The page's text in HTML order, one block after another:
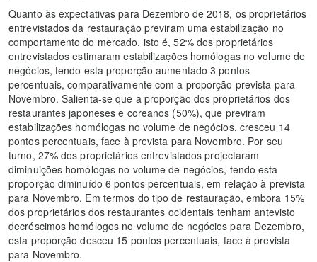
Quanto às expectativas para Dezembro de 2018, os proprietários
entrevistados da restauração previram uma estabilização no
comportamento do mercado, isto é, 52% dos proprietários
entrevistados estimaram estabilizações homólogas no volume de
negócios, tendo esta proporção aumentado 3 pontos
percentuais, comparativamente com a proporção prevista para
Novembro. Salienta-se que a proporção dos proprietários dos
restaurantes japoneses e coreanos (50%), que previram
estabilizações homólogas no volume de negócios, cresceu 14
pontos percentuais, face à prevista para Novembro. Por seu
turno, 27% dos proprietários entrevistados projectaram
diminuições homólogas no volume de negócios, tendo esta
proporção diminuído 6 pontos percentuais, em relação à prevista
para Novembro. Em termos do tipo de restauração, embora 15%
dos proprietários dos restaurantes ocidentais tenham antevisto
decréscimos homólogos no volume de negócios para Dezembro,
esta proporção desceu 15 pontos percentuais, face à prevista
para Novembro.